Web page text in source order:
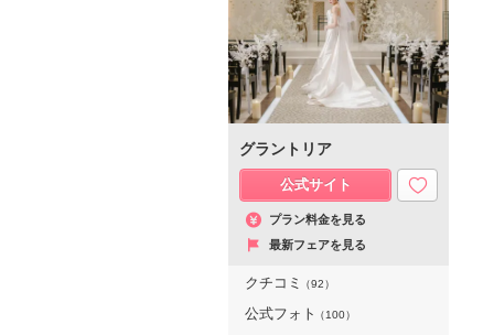
グラントリア
公式サイト
プラン料金を見る
最新フェアを見る
クチコミ （92）
公式フォト （100）